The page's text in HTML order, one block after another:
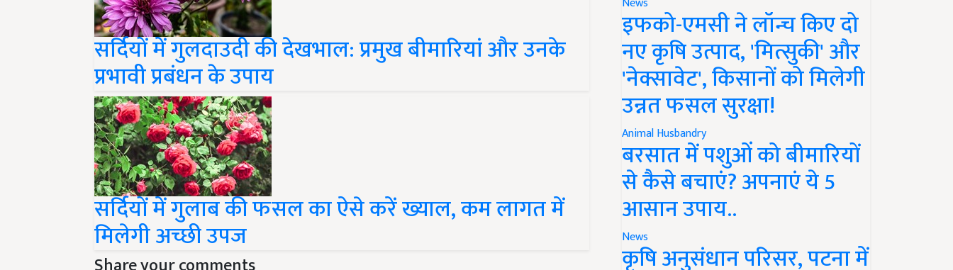
सर्दियों में गुलदाउदी की देखभाल: प्रमुख बीमारियां और उनके
प्रभावी प्रबंधन के उपाय
सर्दियों में गुलाब की फसल का ऐसे करें ख्याल, कम लागत में
मिलेगी अच्छी उपज
Share your comments
इफको-एमसी ने लॉन्च किए दो
नए कृषि उत्पाद, 'मित्सुकी' और
'नेक्सावेट', किसानों को मिलेगी
उन्नत फसल सुरक्षा!
Animal Husbandry
बरसात में पशुओं को बीमारियों
से कैसे बचाएं? अपनाएं ये 5
आसान उपाय..
News
कृषि अनुसंधान परिसर, पटना में